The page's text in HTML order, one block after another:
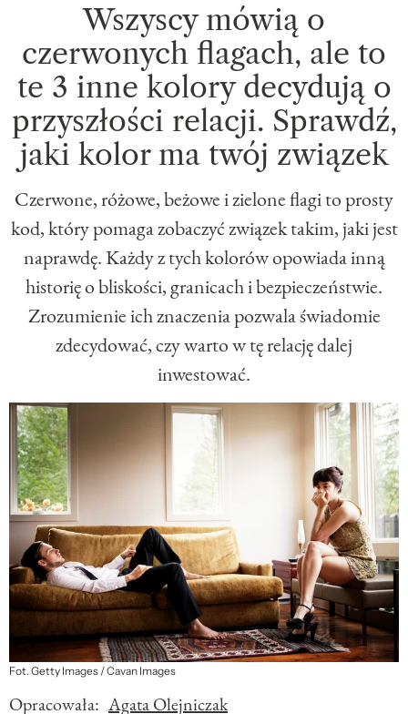
Wszyscy mówią o
czerwonych flagach, ale to
te 3 inne kolory decydują o
przyszłości relacji. Sprawdź,
jaki kolor ma twój związek
Czerwone, różowe, beżowe i zielone flagi to prosty
kod, który pomaga zobaczyć związek takim, jaki jest
naprawdę. Każdy z tych kolorów opowiada inną
historię o bliskości, granicach i bezpieczeństwie.
Zrozumienie ich znaczenia pozwala świadomie
zdecydować, czy warto w tę relację dalej
inwestować.
Fot. Getty Images / Cavan Images
Opracowała: Agata Olejniczak